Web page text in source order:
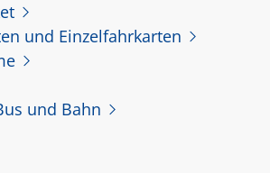
und Einzelfahrkarten
und Bahn